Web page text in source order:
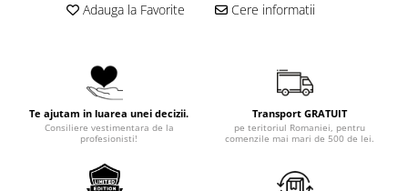
Adauga la Favorite Cere informatii
Te ajutam in luarea unei decizii.
Consiliere vestimentara de la
profesionisti!
Transport GRATUIT
pe teritoriul Romaniei, pentru
comenzile mai mari de 500 de lei.